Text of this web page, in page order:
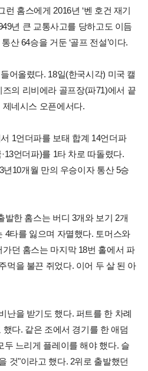
홈스에게 2016년 ‘벤 호건 재기
년 큰 교통사고를 당하고도 이듬
산 64승을 거둔 ‘골프 전설’이다.
어올렸다. 18일(한국시각) 미국 캘
의 리비에라 골프장(파71)에서 끝
네시스 오픈에서다.
1언더파를 보태 합계 14언더파
언더파)를 1타 차로 따돌렸다.
년10개월 만의 우승이자 통산 5승
발한 홈스는 버디 3개와 보기 2개
4타를 잃으며 자멸했다. 토머스와
던 홈스는 마지막 18번 홀에서 파
먹을 불끈 쥐었다. 이어 두 살 된 아
난을 받기도 했다. 퍼트를 한 차례
다. 같은 조에서 경기를 한 애덤
두 느리게 플레이를 해야 했다. 슬
것"이라고 했다. 2위로 출발했던